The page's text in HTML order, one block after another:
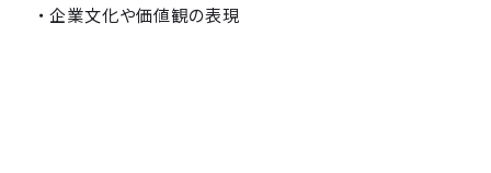
・企業文化や価値観の表現